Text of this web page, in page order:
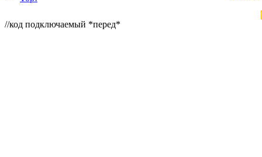
//код подключаемый *перед*